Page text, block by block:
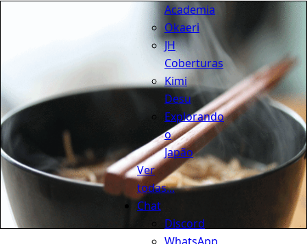
Academia
Okaeri
JH
Coberturas
Kimi
Desu
Explorando
o
Japão
Ver
todas...
Chat
Discord